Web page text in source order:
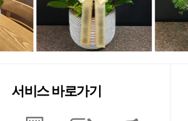
서비스 바로가기